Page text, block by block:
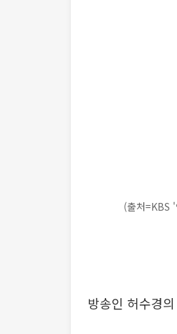
(출처=KBS
방송인 허수경